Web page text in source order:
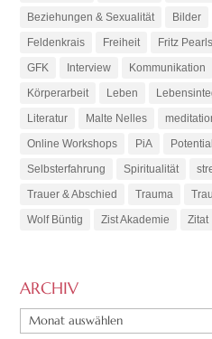
Beziehungen & Sexualität
Bilder
Feldenkrais
Freiheit Fritz Pearls
GFK
Interview Kommunikation
Körperarbeit
Leben
Literatur
Malte Nelles
Online Workshops
PiA Potential
Selbsterfahrung
Spiritualität
Trauer & Abschied
Trauma
Wolf Büntig
Zist Akademie Zitat
ARCHIV
ARCHIV